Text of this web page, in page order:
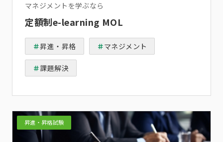
マネジメントを学ぶなら
定額制e-learning MOL
昇進・昇格 マネジメント
課題解決
昇進・昇格試験